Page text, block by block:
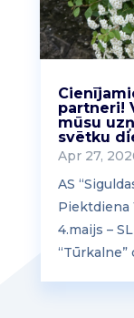
partneri!
mūsu
svētku
Apr 27,
AS
Piektdiena
4.maijs –
“Tūrkalne”